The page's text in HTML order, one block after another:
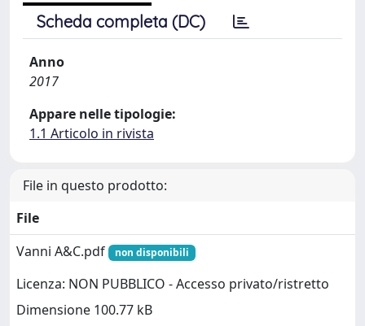
Scheda completa (DC)
Anno
2017
Appare nelle tipologie:
1.1 Articolo in rivista
File in questo prodotto:
File
Vanni A&C.pdf
non disponibili
Licenza: NON PUBBLICO - Accesso privato/ristretto
Dimensione 100.77 kB